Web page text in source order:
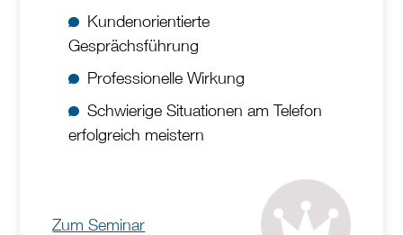
Kundenorientierte
Gesprächsführung
Professionelle Wirkung
Schwierige Situationen am Telefon
erfolgreich meistern
Zum Seminar